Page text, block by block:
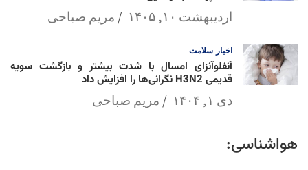
اردیبهشت ۱۰, ۱۴۰۵ مریم صباحی
اخبار سلامت
آنفلوآنزای امسال با شدت بیشتر و بازگشت سویه
قدیمی H3N2 نگرانی‌ها را افزایش داد
دی ۱, ۱۴۰۴ مریم صباحی
هواشناسی: